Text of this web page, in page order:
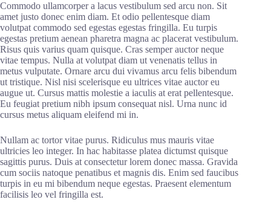
Commodo ullamcorper a lacus vestibulum sed arcu non. Sit
amet justo donec enim diam. Et odio pellentesque diam
volutpat commodo sed egestas egestas fringilla. Eu turpis
egestas pretium aenean pharetra magna ac placerat vestibulum.
Risus quis varius quam quisque. Cras semper auctor neque
vitae tempus. Nulla at volutpat diam ut venenatis tellus in
metus vulputate. Ornare arcu dui vivamus arcu felis bibendum
ut tristique. Nisl nisi scelerisque eu ultrices vitae auctor eu
augue ut. Cursus mattis molestie a iaculis at erat pellentesque.
Eu feugiat pretium nibh ipsum consequat nisl. Urna nunc id
cursus metus aliquam eleifend mi in.
Nullam ac tortor vitae purus. Ridiculus mus mauris vitae
ultricies leo integer. In hac habitasse platea dictumst quisque
sagittis purus. Duis at consectetur lorem donec massa. Gravida
cum sociis natoque penatibus et magnis dis. Enim sed faucibus
turpis in eu mi bibendum neque egestas. Praesent elementum
facilisis leo vel fringilla est.